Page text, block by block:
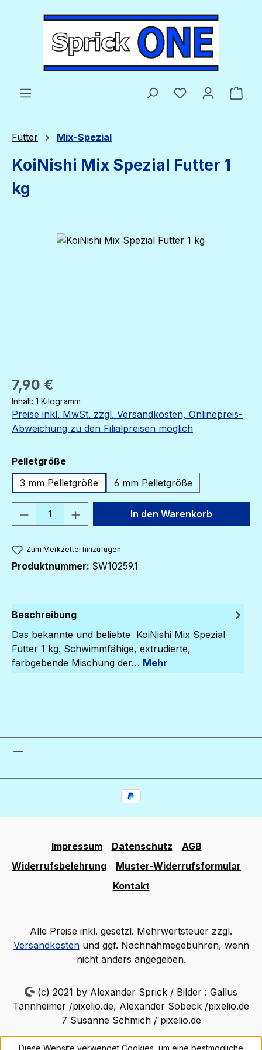
Zum Hauptinhalt springen
Du hast 0
Futter Mix-Spezial
KoiNishi Mix Spezial Futter 1
kg
Bildergalerie überspringen
Regulärer Preis:
7,90 €
Inhalt: 1 Kilogramm
Preise inkl. MwSt. zzgl. Versandkosten, Onlinepreis-
Abweichung zu den Filialpreisen möglich
Pelletgrößeauswählen
3 mm Pelletgröße
6 mm Pelletgröße
Produkt Anzahl: Gib denIn den Warenkorb
Zum Merkzettel hinzufügen
Produktnummer: SW10259.1
Beschreibung
Das bekannte und beliebte KoiNishi Mix Spezial
Futter 1 kg. Schwimmfähige, extrudierte,
farbgebende Mischung der… Mehr
Impressum Datenschutz
AGB
Widerrufsbelehrung
Muster-Widerrufsformular
Kontakt
Alle Preise inkl. gesetzl. Mehrwertsteuer zzgl.
Versandkostenund ggf. Nachnahmegebühren, wenn
nicht anders angegeben.
(c) 2021 by Alexander Sprick / Bilder : Gallus
Tannheimer /pixelio.de, Alexander Sobeck /pixelio.de
7 Susanne Schmich / pixelio.de
Diese Website verwendet Cookies, um eine bestmögliche